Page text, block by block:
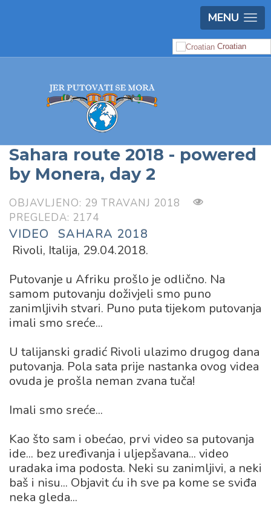
MENU
Croatian
Sahara route 2018 - powered
by Monera, day 2
OBJAVLJENO: 29 TRAVANJ 2018
PREGLEDA: 2174
VIDEO
SAHARA 2018
Rivoli, Italija, 29.04.2018.
Putovanje u Afriku prošlo je odlično. Na
samom putovanju doživjeli smo puno
zanimljivih stvari. Puno puta tijekom putovanja
imali smo sreće...
U talijanski gradić Rivoli ulazimo drugog dana
putovanja. Pola sata prije nastanka ovog videa
ovuda je prošla neman zvana tuča!
Imali smo sreće...
Kao što sam i obećao, prvi video sa putovanja
ide... bez uređivanja i uljepšavana... video
uradaka ima podosta. Neki su zanimljivi, a neki
baš i nisu... Objavit ću ih sve pa kome se sviđa
neka gleda...